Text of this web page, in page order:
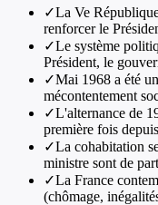
✓La Ve
renforcer le
✓Le système
Président, le
✓Mai 1968 a été
mécontentement
✓L'alternance de
première fois
✓La cohabitation
ministre sont de
✓La France
(chômage,